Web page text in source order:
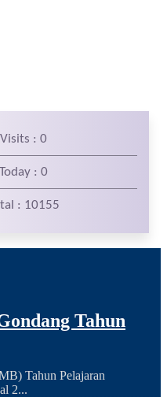
Visits : 0
Today : 0
: 10155
Tahun
Tahun Pelajaran
2...